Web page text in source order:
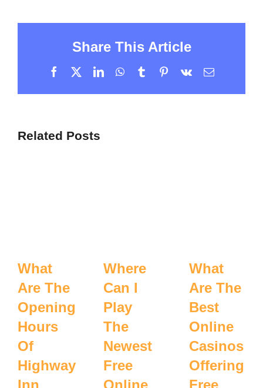
Share This Article
Facebook LinkedInWhatsApp
TumblrPinterest
Vk Email
Related Posts
What
Are The
Opening
Hours
Of
Highway
Inn
Where
Can I
Play
The
Newest
Free
Online
What
Are The
Best
Online
Casinos
Offering
Free